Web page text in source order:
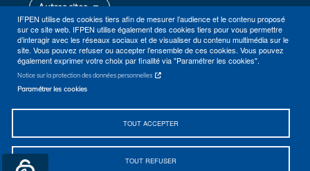
IFPEN utilise des cookies tiers afin de mesurer l’audience et le contenu proposé
sur ce site web. IFPEN utilise également des cookies tiers pour vous permettre
d’interagir avec les réseaux sociaux et de visualiser du contenu multimédia sur le
site. Vous pouvez refuser ou accepter l’ensemble de ces cookies. Vous pouvez
également exprimer votre choix par finalité via "Paramétrer les cookies".
Notice sur la protection des données personnelles
Paramétrer les cookies
TOUT REFUSER
TOUT ACCEPTER
Autres sites
Plan du site Contact
Se rendre à IFPEN (Rueil-Malmaison, Lyon) Accessibilité
Mentions Légales © 2026 IFPEN